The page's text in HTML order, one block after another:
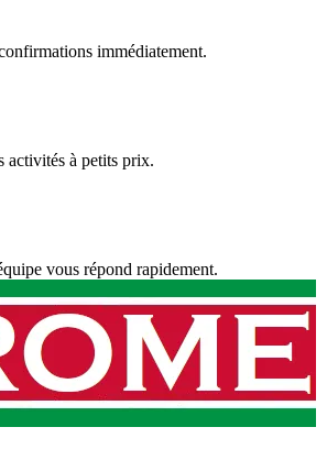
immédiatement.
activités à petits prix.
vous répond rapidement.